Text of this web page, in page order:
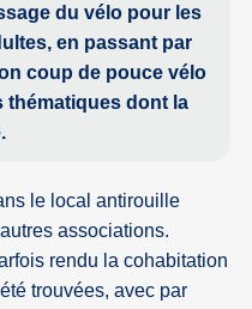
du vélo pour les
en passant par
coup de pouce vélo
thématiques dont la
le local antirouille
associations.
rendu la cohabitation
trouvées, avec par